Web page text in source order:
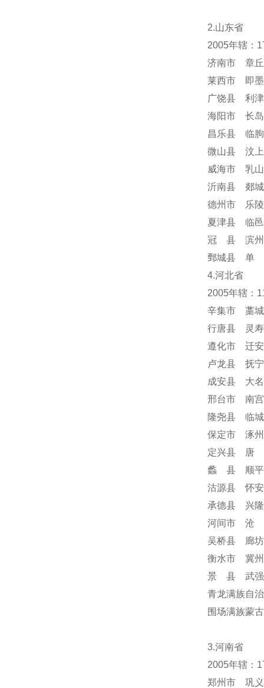
2.山东省
2005年辖：
济南市 章
莱西市 即
广饶县 利
海阳市 长
昌乐县 临
微山县 汶
威海市 乳
沂南县 郯
德州市 乐
夏津县 临
冠 县 滨州
鄄城县 单
4.河北省
2005年辖：
辛集市 藁
行唐县 灵
遵化市 迁
卢龙县 抚
成安县 大
邢台市 南
隆尧县 临
保定市 涿
定兴县 唐
蠡 县 顺
沽源县 怀
承德县 兴
河间市 沧
吴桥县 廊
衡水市 冀
景 县 武强
青龙满族自
围场满族蒙
3.河南省
2005年辖：
郑州市 巩